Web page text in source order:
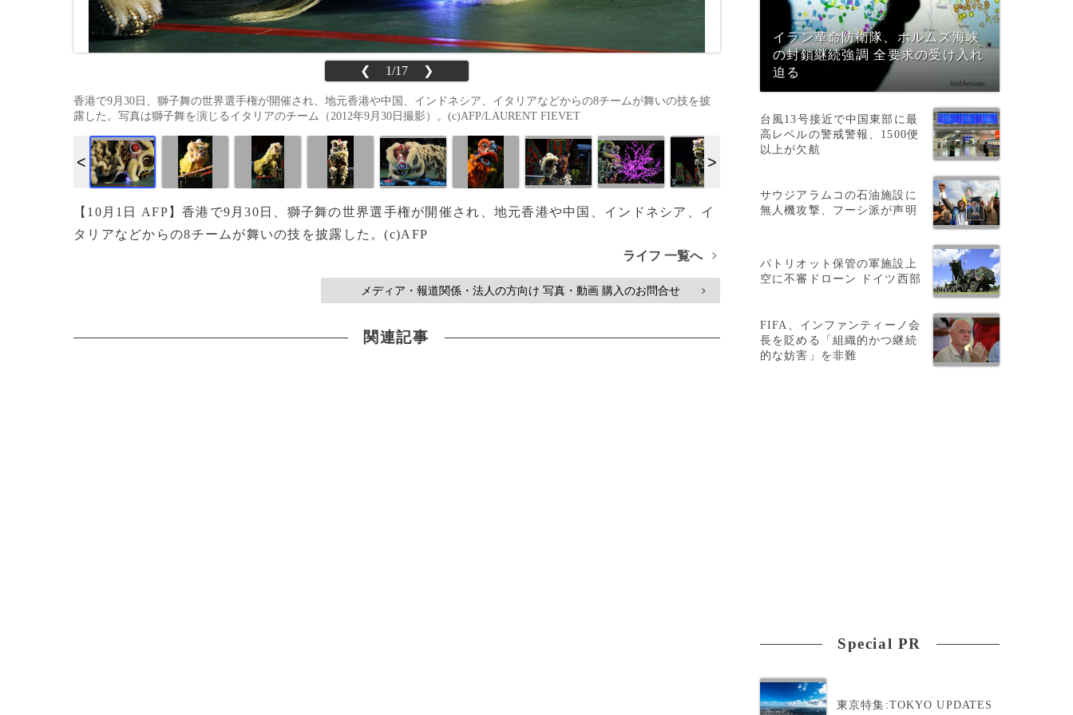
❮ 1/17 ❯
香港で9月30日、獅子舞の世界選手権が開催され、地元香港や中国、インドネシア、イタリアなどからの8チームが舞いの技を披
露した。写真は獅子舞を演じるイタリアのチーム（2012年9月30日撮影）。(c)AFP/LAURENT FIEVET
【10月1日 AFP】香港で9月30日、獅子舞の世界選手権が開催され、地元香港や中国、インドネシア、イ
タリアなどからの8チームが舞いの技を披露した。(c)AFP
ライフ 一覧へ
>
メディア・報道関係・法人の方向け 写真・動画 購入のお問合せ >
関連記事
イラン革命防衛隊、ホルムズ海峡
の封鎖継続強調 全要求の受け入れ
迫る
台風13号接近で中国東部に最
高レベルの警戒警報、1500便
以上が欠航
サウジアラムコの石油施設に
無人機攻撃、フーシ派が声明
パトリオット保管の軍施設上
空に不審ドローン ドイツ西部
FIFA、インファンティーノ会
長を貶める「組織的かつ継続
的な妨害」を非難
Special PR
東京特集:TOKYO UPDATES